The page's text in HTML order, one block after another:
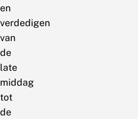
en
verdedigen
van
de
late
middag
tot
de